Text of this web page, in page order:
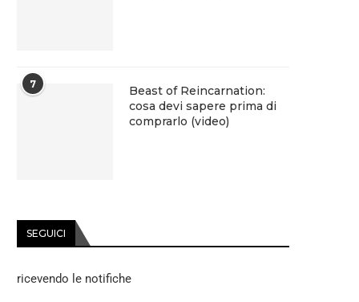
7
Beast of Reincarnation:
cosa devi sapere prima di
comprarlo (video)
SEGUICI
ricevendo le notifiche